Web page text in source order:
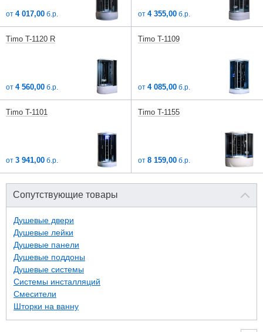
от 4 017,00б.р. от 4 355,00б.р.
Timo T-1120 R
от 4 560,00б.р.
Timo T-1109
от 4 085,00б.р.
Timo T-1101
от 3 941,00б.р.
Timo T-1155
от 8 159,00б.р.
Сопутствующие товары
Душевые двери
Душевые лейки
Душевые панели
Душевые поддоны
Душевые системы
Системы инсталляций
Смесители
Шторки на ванну